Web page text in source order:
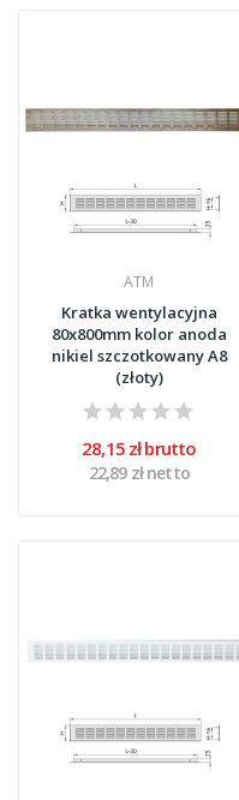
ATM
Kratka wentylacyjna
80x800mm kolor anoda
nikiel szczotkowany A8
(złoty)
28,15 zł brutto
22,89 zł netto